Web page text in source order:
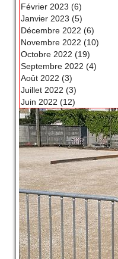
Février 2023 (6)
Janvier 2023 (5)
Décembre 2022 (6)
Novembre 2022 (10)
Octobre 2022 (19)
Septembre 2022 (4)
Août 2022 (3)
Juillet 2022 (3)
Juin 2022 (12)